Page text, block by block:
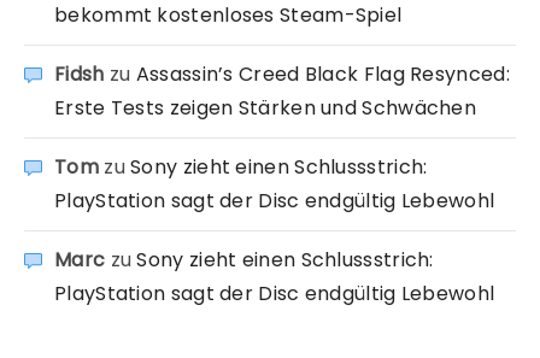
bekommt kostenloses Steam-Spiel
Fidsh zu Assassin’s Creed Black Flag Resynced:
Erste Tests zeigen Stärken und Schwächen
TomzuSony zieht einen Schlussstrich:
PlayStation sagt der Disc endgültig Lebewohl
Marc zuSony zieht einen Schlussstrich:
PlayStation sagt der Disc endgültig Lebewohl